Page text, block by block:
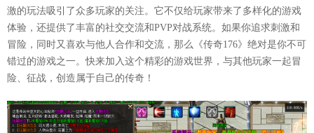
激的玩法吸引了众多玩家的关注。它不仅给玩家带来了多样化的游戏
体验，还提供了丰富的社交交流和PVP对战系统。如果你追求刺激和
冒险，同时又喜欢与他人合作和交流，那么《传奇176》绝对是你不可
错过的游戏之一。快来加入这个精彩的游戏世界，与其他玩家一起冒
险、征战，创造属于自己的传奇！